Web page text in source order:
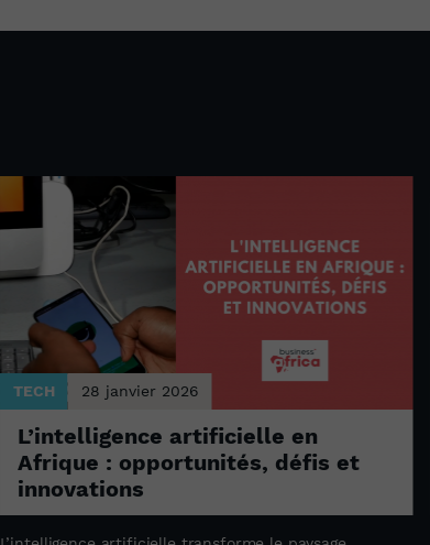
TECH 28 janvier 2026
L’intelligence artificielle en
Afrique : opportunités, défis et
innovations